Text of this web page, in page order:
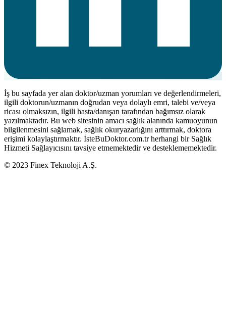
İş bu sayfada yer alan doktor/uzman yorumları ve değerlendirmeleri,
ilgili doktorun/uzmanın doğrudan veya dolaylı emri, talebi ve/veya
ricası olmaksızın, ilgili hasta/danışan tarafından bağımsız olarak
yazılmaktadır. Bu web sitesinin amacı sağlık alanında kamuoyunun
bilgilenmesini sağlamak, sağlık okuryazarlığını arttırmak, doktora
erişimi kolaylaştırmaktır. İsteBuDoktor.com.tr herhangi bir Sağlık
Hizmeti Sağlayıcısını tavsiye etmemektedir ve desteklememektedir.
© 2023 Finex Teknoloji A.Ş.